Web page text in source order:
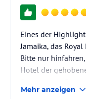
Eines der
Jamaika, das
Bitte nur
Hotel der
hier ist alles
Mehr anzeigen